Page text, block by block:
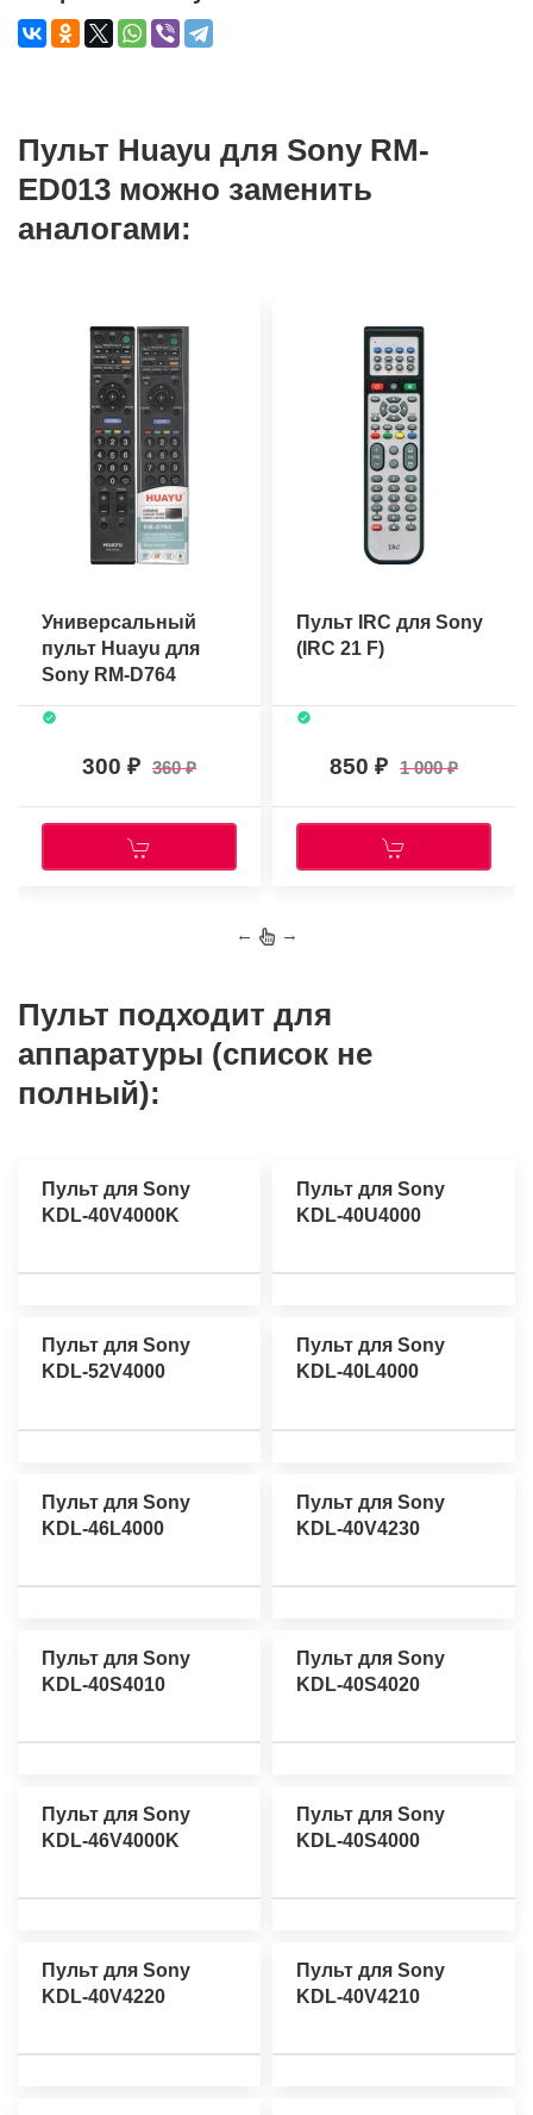
Пульт Huayu для Sony RM-
ED013 можно заменить
аналогами:
Универсальный
пульт Huayu для
Sony RM-D764
300 360
Пульт IRC для Sony
(IRC 21 F)
850 1 000
← →
Пульт подходит для
аппаратуры (список не
полный):
Пульт для Sony
KDL-40V4000K
Пульт для Sony
KDL-40U4000
Пульт для Sony
KDL-52V4000
Пульт для Sony
KDL-40L4000
Пульт для Sony
KDL-46L4000
Пульт для Sony
KDL-40V4230
Пульт для Sony
KDL-40S4010
Пульт для Sony
KDL-40S4020
Пульт для Sony
KDL-46V4000K
Пульт для Sony
KDL-40S4000
Пульт для Sony
KDL-40V4220
Пульт для Sony
KDL-40V4210